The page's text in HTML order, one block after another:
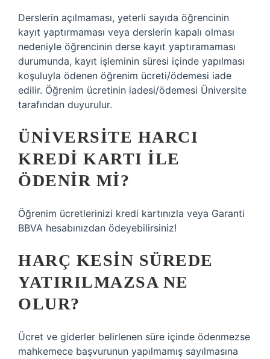
Derslerin açılmaması, yeterli sayıda öğrencinin
kayıt yaptırmaması veya derslerin kapalı olması
nedeniyle öğrencinin derse kayıt yaptıramaması
durumunda, kayıt işleminin süresi içinde yapılması
koşuluyla ödenen öğrenim ücreti/ödemesi iade
edilir. Öğrenim ücretinin iadesi/ödemesi Üniversite
tarafından duyurulur.
ÜNIVERSITE HARCI
KREDI KARTI ILE
ÖDENIR MI?
Öğrenim ücretlerinizi kredi kartınızla veya Garanti
BBVA hesabınızdan ödeyebilirsiniz!
HARÇ KESIN SÜREDE
YATIRILMAZSA NE
OLUR?
Ücret ve giderler belirlenen süre içinde ödenmezse
mahkemece başvurunun yapılmamış sayılmasına